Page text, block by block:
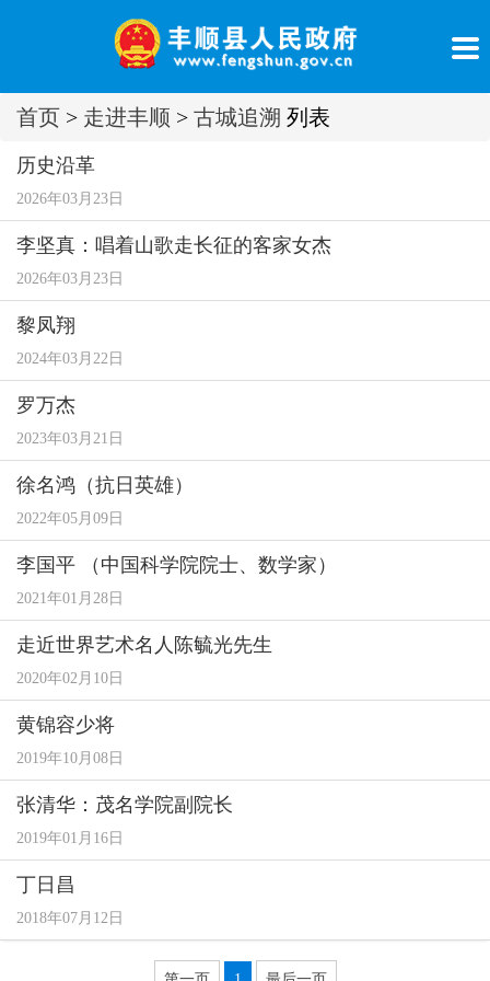
首页 > 走进丰顺 > 古城追溯 列表
历史沿革
2026年03月23日
李坚真：唱着山歌走长征的客家女杰
2026年03月23日
黎凤翔
2024年03月22日
罗万杰
2023年03月21日
徐名鸿（抗日英雄）
2022年05月09日
李国平 （中国科学院院士、数学家）
2021年01月28日
走近世界艺术名人陈毓光先生
2020年02月10日
黄锦容少将
2019年10月08日
张清华：茂名学院副院长
2019年01月16日
丁日昌
2018年07月12日